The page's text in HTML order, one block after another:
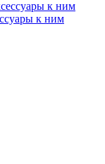
к ним